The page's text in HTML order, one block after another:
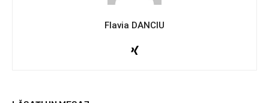
Flavia DANCIU